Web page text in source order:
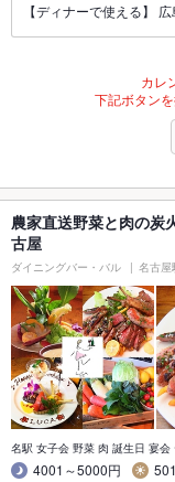
【ディナーで使える】
カレ
下記ボタン
農家直送野菜と肉の
古屋
ダイニングバー・バル 名古屋
名駅 女子会 野菜 肉 誕生日 宴会
4001～5000円